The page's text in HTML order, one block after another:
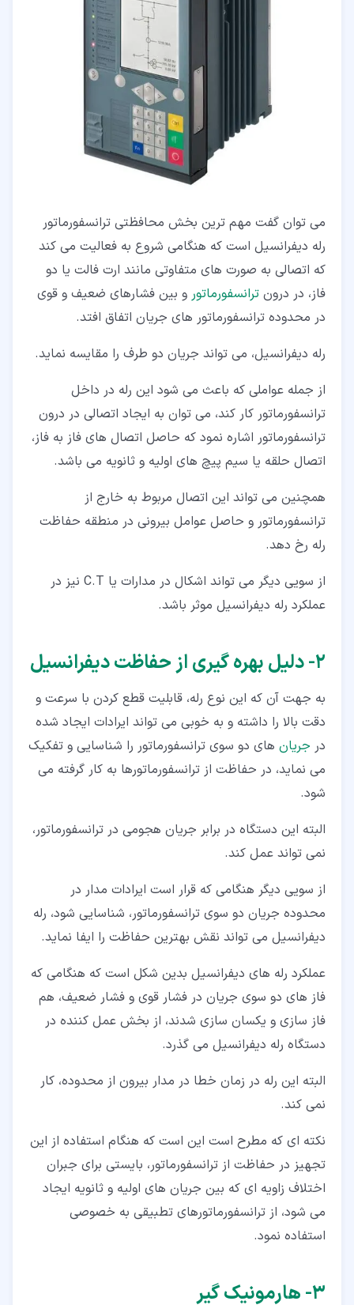
می توان گفت مهم ترین بخش محافظتی ترانسفورماتور
رله دیفرانسیل است که هنگامی شروع به فعالیت می کند
که اتصالی به صورت های متفاوتی مانند ارت فالت یا دو
فاز، در درون ترانسفورماتور و بین فشارهای ضعیف و قوی
در محدوده ترانسفورماتور های جریان اتفاق افتد.
رله دیفرانسیل، می تواند جریان دو طرف را مقایسه نماید.
از جمله عواملی که باعث می شود این رله در داخل
ترانسفورماتور کار کند، می توان به ایجاد اتصالی در درون
ترانسفورماتور اشاره نمود که حاصل اتصال های فاز به فاز،
اتصال حلقه یا سیم پیچ های اولیه و ثانویه می باشد.
همچنین می تواند این اتصال مربوط به خارج از
ترانسفورماتور و حاصل عوامل بیرونی در منطقه حفاظت
رله رخ دهد.
از سویی دیگر می تواند اشکال در مدارات یا C.T نیز در
عملکرد رله دیفرانسیل موثر باشد.
۲‏- دلیل بهره گیری از حفاظت دیفرانسیل
به جهت آن که این نوع رله، قابلیت قطع کردن با سرعت و
دقت بالا را داشته و به خوبی می تواند ایرادات ایجاد شده
در جریان های دو سوی ترانسفورماتور را شناسایی و تفکیک
می نماید، در حفاظت از ترانسفورماتورها به کار گرفته می
شود.
البته این دستگاه در برابر جریان هجومی در ترانسفورماتور،
نمی تواند عمل کند.
از سویی دیگر هنگامی که قرار است ایرادات مدار در
محدوده جریان دو سوی ترانسفورماتور، شناسایی شود، رله
دیفرانسیل می تواند نقش بهترین حفاظت را ایفا نماید.
عملکرد رله های دیفرانسیل بدین شکل است که هنگامی که
فاز های دو سوی جریان در فشار قوی و فشار ضعیف، هم
فاز سازی و یکسان سازی شدند، از بخش عمل کننده در
دستگاه رله دیفرانسیل می گذرد.
البته این رله در زمان خطا در مدار بیرون از محدوده، کار
نمی کند.
نکته ای که مطرح است این است که هنگام استفاده از این
تجهیز در حفاظت از ترانسفورماتور، بایستی برای جبران
اختلاف زاویه ای که بین جریان های اولیه و ثانویه ایجاد
می شود، از ترانسفورماتورهای تطبیقی به خصوصی
استفاده نمود.
۳‏- هارمونیک گیر